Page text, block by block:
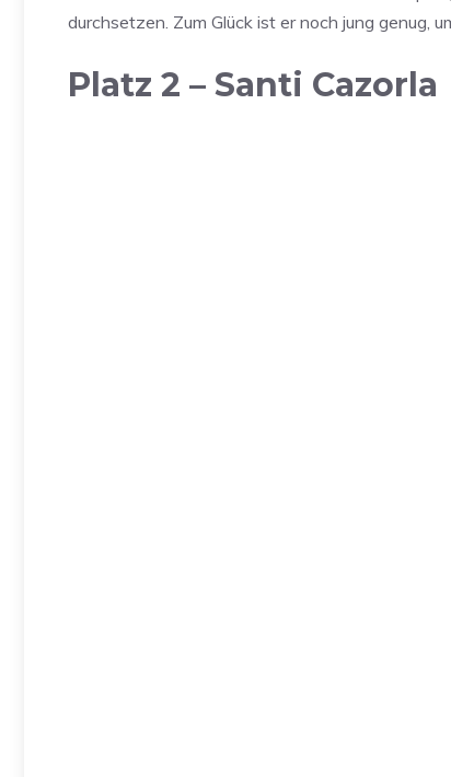
durchsetzen. Zum Glück ist er noch jung genug,
Platz 2 – Santi Cazorla